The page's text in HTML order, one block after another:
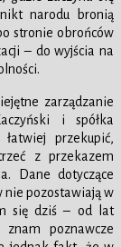
narodu bronią
stronie obrońców
– do wyjścia na
zarządzanie
i spółka
przekupić,
z przekazem
Dane dotyczące
nie pozostawiają w
się dziś – od lat
poznawcze